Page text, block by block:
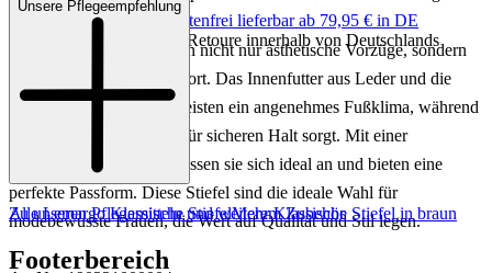
Die Lemargo Stiefel bieten nicht nur ästhetische Vorzüge, sondern
auch höchsten Tragekomfort. Das Innenfutter aus Leder und die
Lederinnensohle gewährleisten ein angenehmes Fußklima, während
die robuste Gummisohle für sicheren Halt sorgt. Mit einer
Schaftbreite von 18 cm passen sie sich ideal an und bieten eine
perfekte Passform. Diese Stiefel sind die ideale Wahl für
modebewusste Frauen, die Wert auf Qualität und Stil legen.
Keine Versandkosten:
kostenfrei lieferbar ab 79,95 € in DE
Einfache und Kostenlose Retoure innerhalb von Deutschlands
Unsere Pflegeempfehlung
Zu unseren Pflegemitteln und weiterem Zubehör
Alle Lemargo Klassische StiefelMehr Klassische Stiefel in braun
Footerbereich